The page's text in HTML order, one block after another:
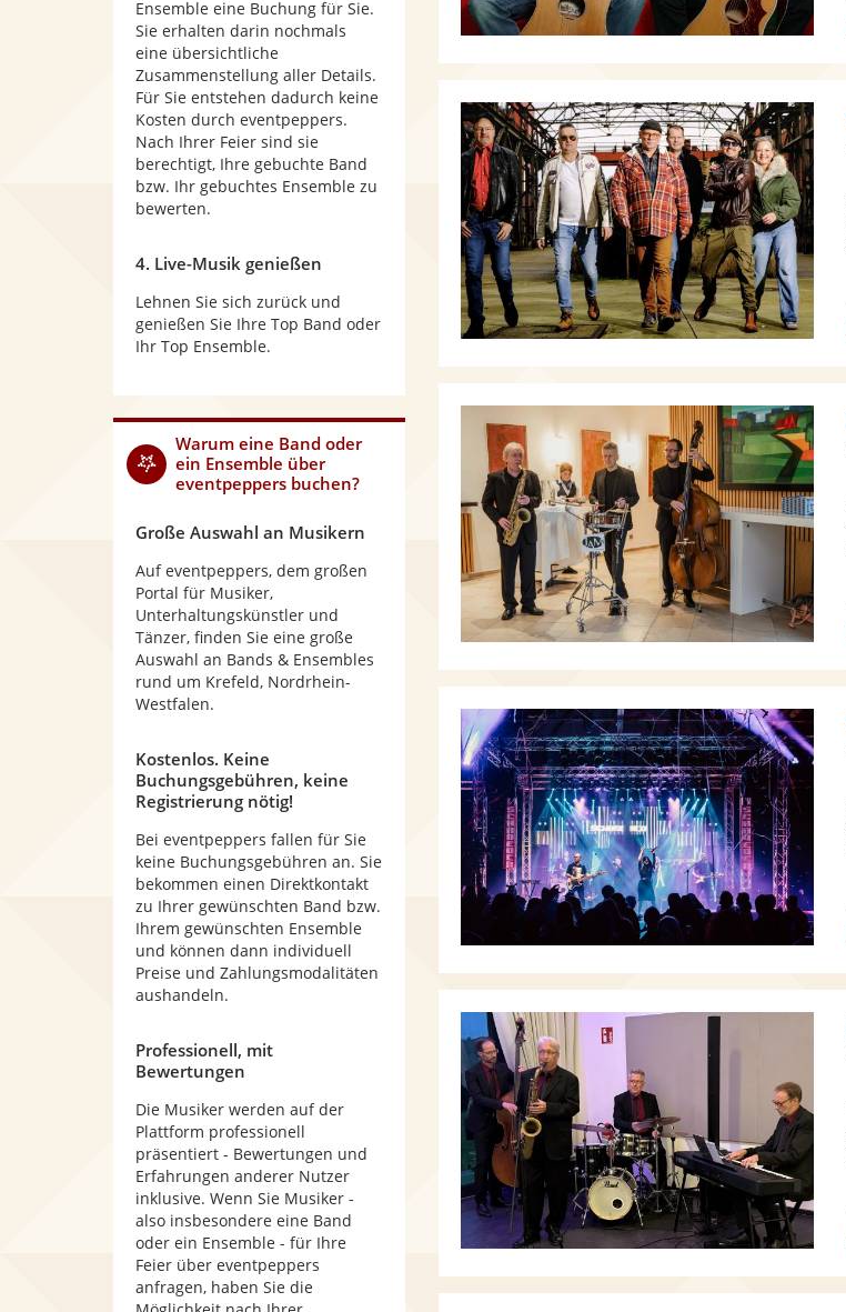
Ensemble eine Buchung für Sie.
Sie erhalten darin nochmals
eine übersichtliche
Zusammenstellung aller Details.
Für Sie entstehen dadurch keine
Kosten durch eventpeppers.
Nach Ihrer Feier sind sie
berechtigt, Ihre gebuchte Band
bzw. Ihr gebuchtes Ensemble zu
bewerten.
4. Live-Musik genießen
Lehnen Sie sich zurück und
genießen Sie Ihre Top Band oder
Ihr Top Ensemble.
Warum eine Band oder
ein Ensemble über
eventpeppers buchen?
Große Auswahl an Musikern
Auf eventpeppers, dem großen
Portal für Musiker,
Unterhaltungskünstler und
Tänzer, finden Sie eine große
Auswahl an Bands & Ensembles
rund um Krefeld, Nordrhein-
Westfalen.
Kostenlos. Keine
Buchungsgebühren, keine
Registrierung nötig!
Bei eventpeppers fallen für Sie
keine Buchungsgebühren an. Sie
bekommen einen Direktkontakt
zu Ihrer gewünschten Band bzw.
Ihrem gewünschten Ensemble
und können dann individuell
Preise und Zahlungsmodalitäten
aushandeln.
Professionell, mit
Bewertungen
Die Musiker werden auf der
Plattform professionell
präsentiert - Bewertungen und
Erfahrungen anderer Nutzer
inklusive. Wenn Sie Musiker -
also insbesondere eine Band
oder ein Ensemble - für Ihre
Feier über eventpeppers
anfragen, haben Sie die